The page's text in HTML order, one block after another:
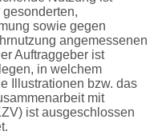
sowie gegen
angemessenen
Auftraggeber ist
in welchem
Illustrationen bzw. das
mit
ist ausgeschlossen